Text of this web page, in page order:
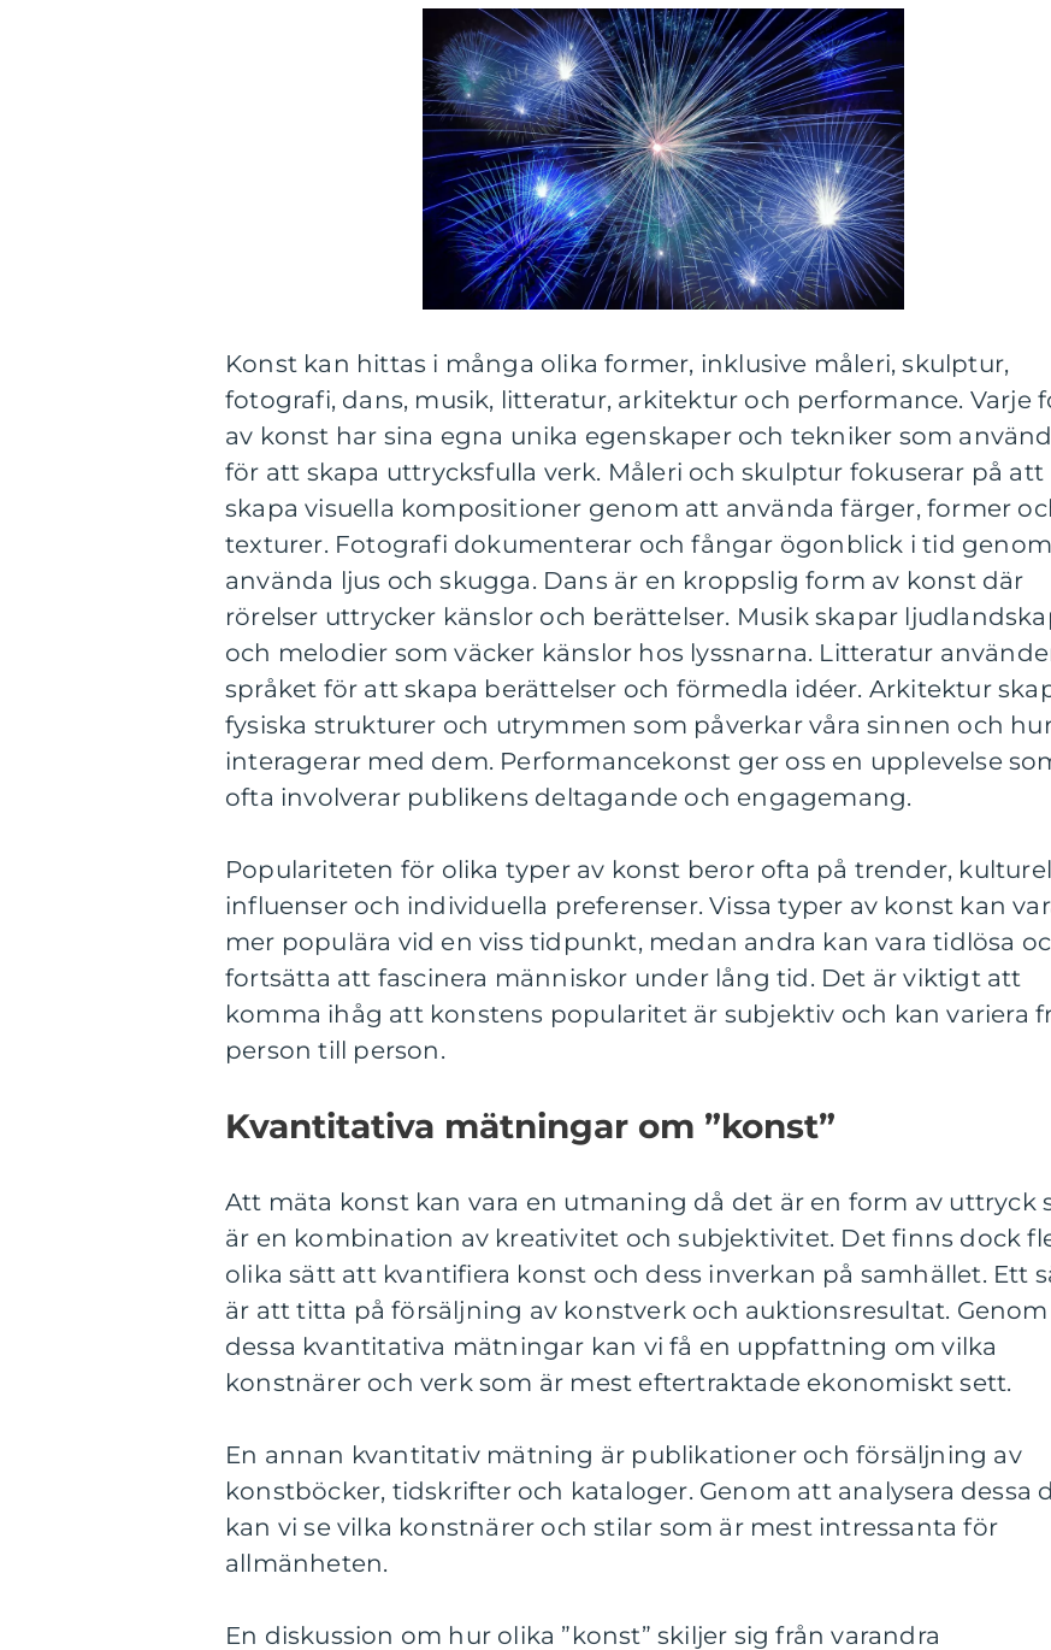
Konst kan hittas i många olika former, inklusive måleri, skulptur,
fotografi, dans, musik, litteratur, arkitektur och performance. Varje
av konst har sina egna unika egenskaper och tekniker som
för att skapa uttrycksfulla verk. Måleri och skulptur fokuserar på att
skapa visuella kompositioner genom att använda färger, former
texturer. Fotografi dokumenterar och fångar ögonblick i tid
använda ljus och skugga. Dans är en kroppslig form av konst där
rörelser uttrycker känslor och berättelser. Musik skapar
och melodier som väcker känslor hos lyssnarna. Litteratur
språket för att skapa berättelser och förmedla idéer. Arkitektur
fysiska strukturer och utrymmen som påverkar våra sinnen och
interagerar med dem. Performancekonst ger oss en upplevelse
ofta involverar publikens deltagande och engagemang.
Populariteten för olika typer av konst beror ofta på trender,
influenser och individuella preferenser. Vissa typer av konst kan
mer populära vid en viss tidpunkt, medan andra kan vara tidlösa
fortsätta att fascinera människor under lång tid. Det är viktigt att
komma ihåg att konstens popularitet är subjektiv och kan variera
person till person.
Kvantitativa mätningar om ”konst”
Att mäta konst kan vara en utmaning då det är en form av uttryck
är en kombination av kreativitet och subjektivitet. Det finns dock
olika sätt att kvantifiera konst och dess inverkan på samhället. Ett
är att titta på försäljning av konstverk och auktionsresultat. Genom
dessa kvantitativa mätningar kan vi få en uppfattning om vilka
konstnärer och verk som är mest eftertraktade ekonomiskt sett.
En annan kvantitativ mätning är publikationer och försäljning av
konstböcker, tidskrifter och kataloger. Genom att analysera dessa
kan vi se vilka konstnärer och stilar som är mest intressanta för
allmänheten.
En diskussion om hur olika ”konst” skiljer sig från varandra